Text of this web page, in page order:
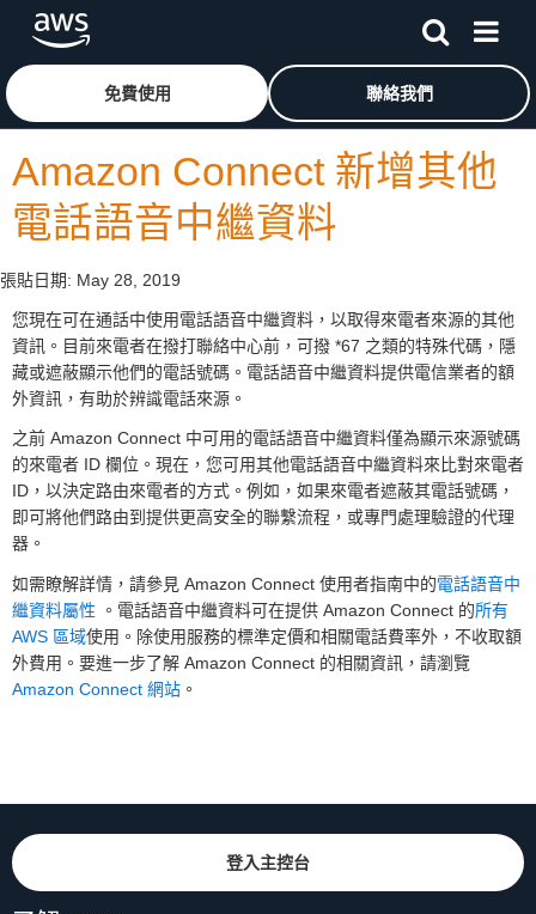
跳至主要內容按一下這裡可返回 Amazon Web Services 首頁
免費使用 聯絡我們
Amazon Connect 新增其他
電話語音中繼資料
張貼日期: May 28, 2019
您現在可在通話中使用電話語音中繼資料，以取得來電者來源的其他
資訊。目前來電者在撥打聯絡中心前，可撥 *67 之類的特殊代碼，隱
藏或遮蔽顯示他們的電話號碼。電話語音中繼資料提供電信業者的額
外資訊，有助於辨識電話來源。
之前 Amazon Connect 中可用的電話語音中繼資料僅為顯示來源號碼
的來電者 ID 欄位。現在，您可用其他電話語音中繼資料來比對來電者
ID，以決定路由來電者的方式。例如，如果來電者遮蔽其電話號碼，
即可將他們路由到提供更高安全的聯繫流程，或專門處理驗證的代理
器。
如需瞭解詳情，請參見 Amazon Connect 使用者指南中的電話語音中
繼資料屬性 。電話語音中繼資料可在提供 Amazon Connect 的所有
AWS 區域使用。除使用服務的標準定價和相關電話費率外，不收取額
外費用。要進一步了解 Amazon Connect 的相關資訊，請瀏覽
Amazon Connect 網站 。
登入主控台